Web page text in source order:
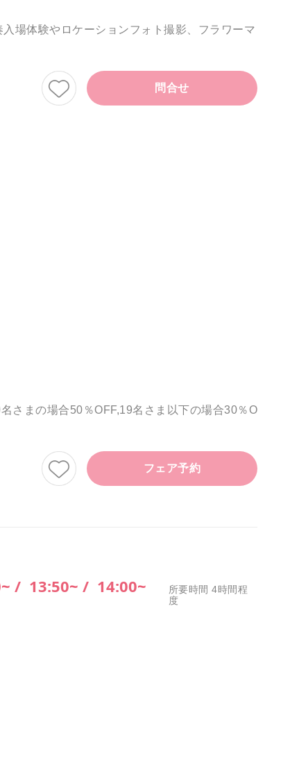
場体験やロケーションフォト撮影、フラワーマ
問合せ
さまの場合50％OFF,19名さま以下の場合30％O
フェア予約
/ 13:50~ / 14:00~
所要時間 4時間程
度